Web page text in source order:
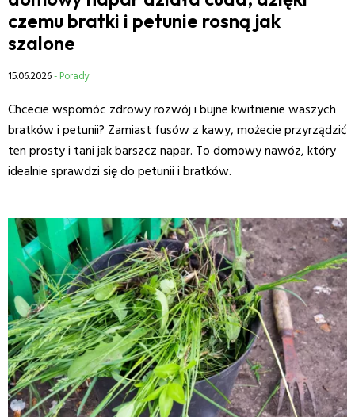
czemu bratki i petunie rosną jak
szalone
15.06.2026- Porady
Chcecie wspomóc zdrowy rozwój i bujne kwitnienie waszych
bratków i petunii? Zamiast fusów z kawy, możecie przyrządzić
ten prosty i tani jak barszcz napar. To domowy nawóz, który
idealnie sprawdzi się do petunii i bratków.